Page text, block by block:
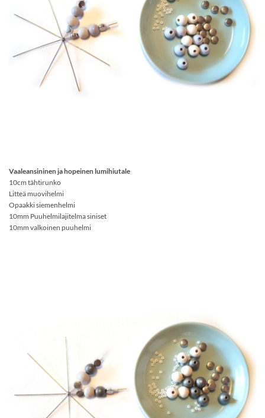
Vaaleansininen ja hopeinen lumihiutale
10cm tähtirunko
Litteä muovihelmi
Opaakki siemenhelmi
10mm Puuhelmilajitelma siniset
10mm valkoinen puuhelmi